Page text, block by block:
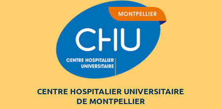
CENTRE HOSPITALIER UNIVERSITAIRE
DE MONTPELLIER